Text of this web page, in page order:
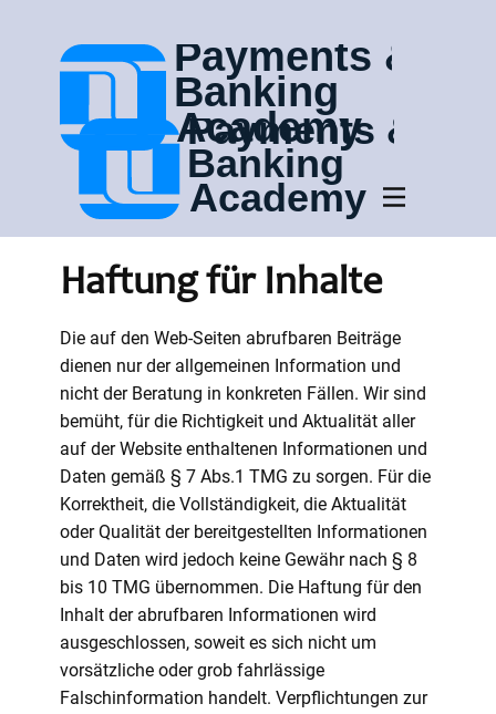
Haftung für Inhalte
Die auf den Web-Seiten abrufbaren Beiträge
dienen nur der allgemeinen Information und
nicht der Beratung in konkreten Fällen. Wir sind
bemüht, für die Richtigkeit und Aktualität aller
auf der Website enthaltenen Informationen und
Daten gemäß § 7 Abs.1 TMG zu sorgen. Für die
Korrektheit, die Vollständigkeit, die Aktualität
oder Qualität der bereitgestellten Informationen
und Daten wird jedoch keine Gewähr nach § 8
bis 10 TMG übernommen. Die Haftung für den
Inhalt der abrufbaren Informationen wird
ausgeschlossen, soweit es sich nicht um
vorsätzliche oder grob fahrlässige
Falschinformation handelt. Verpflichtungen zur